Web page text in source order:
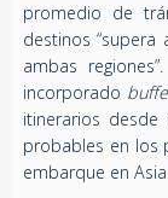
promedio de
destinos
ambas
incorporado
itinerarios
probables en los
embarque en